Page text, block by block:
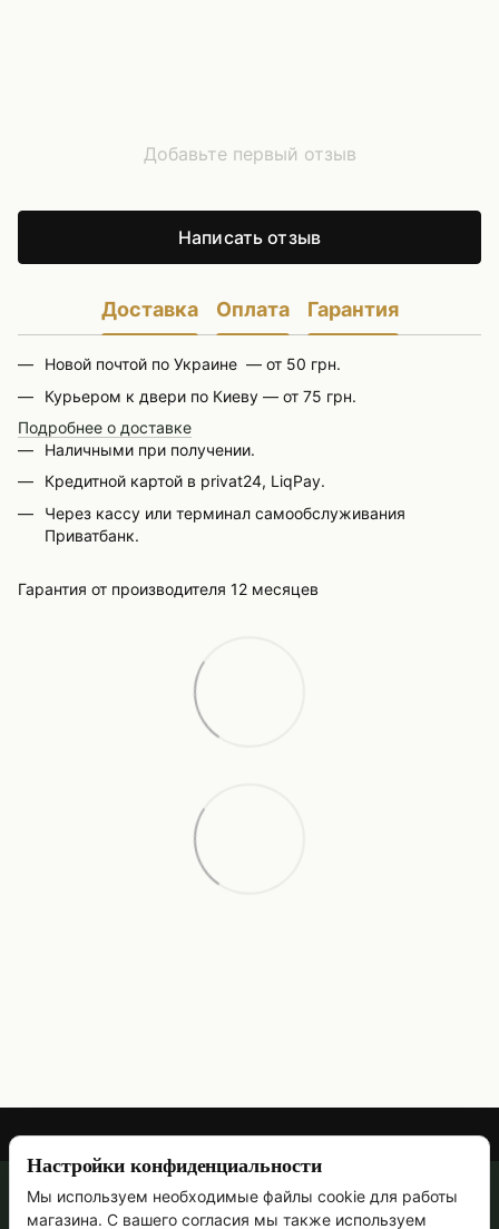
Добавьте первый отзыв
Написать отзыв
Доставка Оплата Гарантия
Новой почтой по Украине — от 50 грн.
Курьером к двери по Киеву — от 75 грн.
Подробнее о доставке
Наличными при получении.
Кредитной картой в privat24, LiqPay.
Через кассу или терминал самообслуживания
Приватбанк.
Гарантия от производителя 12 месяцев
067 473-69-90
Настройки конфиденциальности
Мы используем необходимые файлы cookie для работы
магазина. С вашего согласия мы также используем